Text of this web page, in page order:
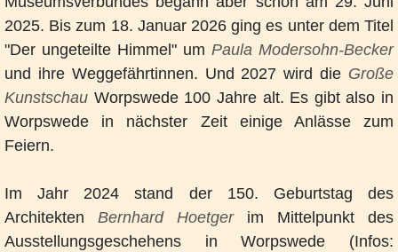
2025. Bis zum 18. Januar 2026 ging es unter dem Titel
"Der ungeteilte Himmel" um Paula Modersohn-Becker
und ihre Weggefährtinnen. Und 2027 wird die Große
Kunstschau Worpswede 100 Jahre alt. Es gibt also in
Worpswede in nächster Zeit einige Anlässe zum
Feiern.
Im Jahr 2024 stand der 150. Geburtstag des
Architekten Bernhard Hoetgerim Mittelpunkt des
Ausstellungsgeschehens in Worpswede (Infos: